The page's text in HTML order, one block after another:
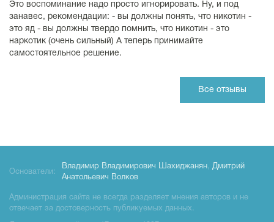
Это воспоминание надо просто игнорировать. Ну, и под
занавес, рекомендации: - вы должны понять, что никотин -
это яд - вы должны твердо помнить, что никотин - это
наркотик (очень сильный) А теперь принимайте
самостоятельное решение.
Все отзывы
Основатели:
Владимир Владимирович Шахиджанян, Дмитрий
Анатольевич Волков
Администрация сайта не всегда разделяет мнения авторов и не
отвечает за достоверность публикуемых данных.